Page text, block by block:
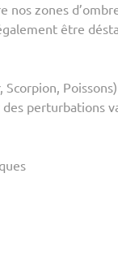
zones
être
perturbations